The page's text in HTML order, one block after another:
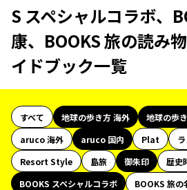
S スペシャルコラボ、
康、BOOKS 旅の読み
イドブック一覧
すべて 地球の歩き方 海外
地球の歩
aruco 海外
aruco 国内 Plat
Resort Style
島旅 御朱印 歴史
BOOKS スペシャルコラボ
BOOKS 旅の